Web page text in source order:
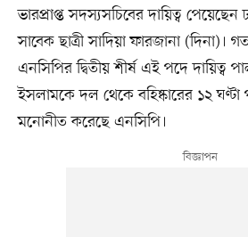
ভারপ্রাপ্ত সদস্যসচিবের দায়িত্ব পেয়েছেন
সাবেক ছাত্রী সাদিয়া ফারজানা
এনসিপির দ্বিতীয় শীর্ষ এই পদে দায়িত্ব
ইসলামকে দল থেকে বহিষ্কারের ১২ ঘণ্টা
মনোনীত করেছে এনসিপি।